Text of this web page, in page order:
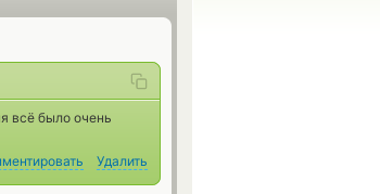
всё было очень
Удалить